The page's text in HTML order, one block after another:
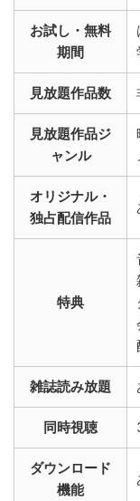
お試し・無料
期間
見放題作品数
見放題作品ジ
ャンル
オリジナル・
独占配信作品
特典
雑誌読み放題
同時視聴
ダウンロード
機能